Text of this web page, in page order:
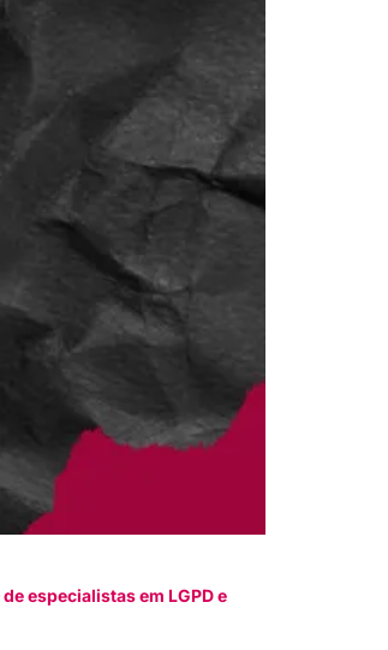
especialistas em LGPD e